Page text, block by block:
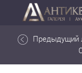
Предыдущий